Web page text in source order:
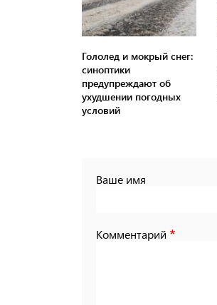
Гололед и мокрый снег:
синоптики
предупреждают об
ухудшении погодных
условий
Ваше имя
Комментарий